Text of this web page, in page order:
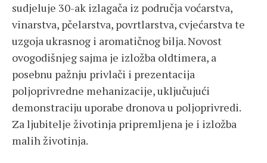
sudjeluje 30-ak izlagača iz područja voćarstva,
vinarstva, pčelarstva, povrtlarstva, cvjećarstva te
uzgoja ukrasnog i aromatičnog bilja. Novost
ovogodišnjeg sajma je izložba oldtimera, a
posebnu pažnju privlači i prezentacija
poljoprivredne mehanizacije, uključujući
demonstraciju uporabe dronova u poljoprivredi.
Za ljubitelje životinja pripremljena je i izložba
malih životinja.